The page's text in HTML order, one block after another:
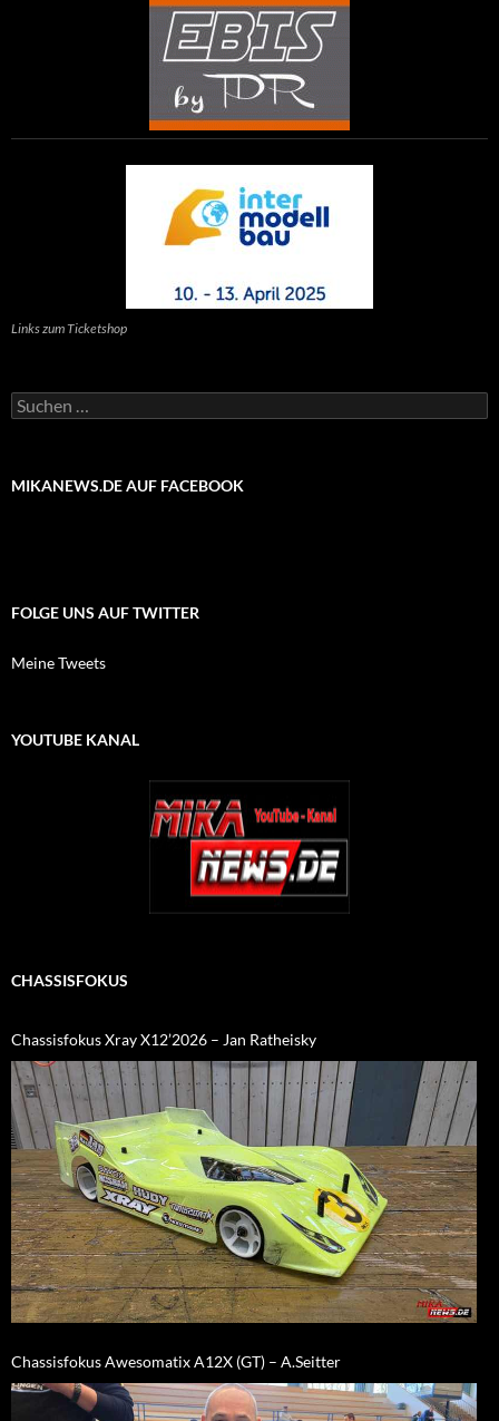
Links zum Ticketshop
Suchen
nach:
MIKANEWS.DE AUF FACEBOOK
FOLGE UNS AUF TWITTER
Meine Tweets
YOUTUBE KANAL
CHASSISFOKUS
Chassisfokus Xray X12’2026 – Jan Ratheisky
Chassisfokus Awesomatix A12X (GT) – A.Seitter